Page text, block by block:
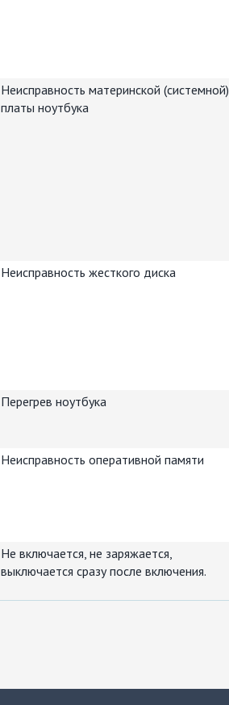
Неисправность материнской (системной)
платы ноутбука
Неисправность жесткого диска
Перегрев ноутбука
Неисправность оперативной памяти
Не включается, не заряжается,
выключается сразу после включения.